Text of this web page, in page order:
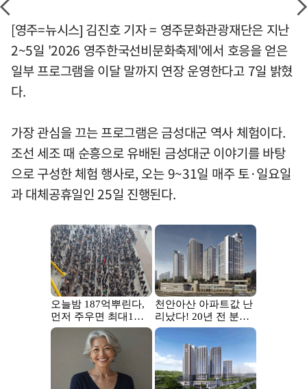
[영주=뉴시스] 김진호 기자 = 영주문화관광재단은 지난
2~5일 '2026 영주한국선비문화축제'에서 호응을 얻은
일부 프로그램을 이달 말까지 연장 운영한다고 7일 밝혔
다.
가장 관심을 끄는 프로그램은 금성대군 역사 체험이다.
조선 세조 때 순흥으로 유배된 금성대군 이야기를 바탕
으로 구성한 체험 행사로, 오는 9~31일 매주 토·일요일
과 대체공휴일인 25일 진행된다.